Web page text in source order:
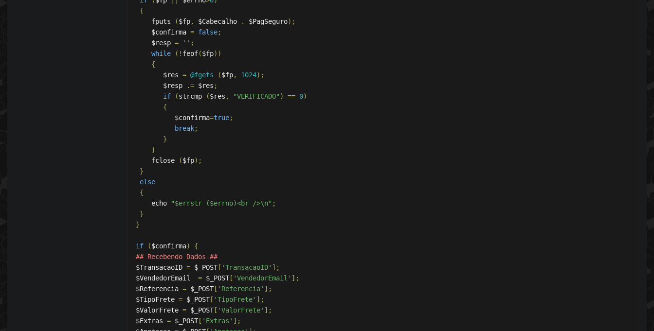
{
    fputs
($fp, $Cabecalho . $PagSeguro);
    $confirma
= false;
    $resp
= '' ;
while
(! feof($fp))
{
       $res
= @fgets ($fp, 1024);
       $resp
.= $res ;
if
(strcmp ($res , "VERIFICADO" ) == 0)
{
          $confirma
=true;
break;
}
}
    fclose
($fp);
}
else
{
    echo
"$errstr ($errno)<br />\n" ;
}
}
if ($confirma)
{
## Recebendo Dados ##
$TransacaoID = $_POST[ 'TransacaoID' ];
$VendedorEmail = $_POST[ 'VendedorEmail' ];
$Referencia = $_POST[ 'Referencia' ];
$TipoFrete = $_POST[ 'TipoFrete' ];
$ValorFrete = $_POST[ 'ValorFrete' ];
$Extras = $_POST[ 'Extras' ];